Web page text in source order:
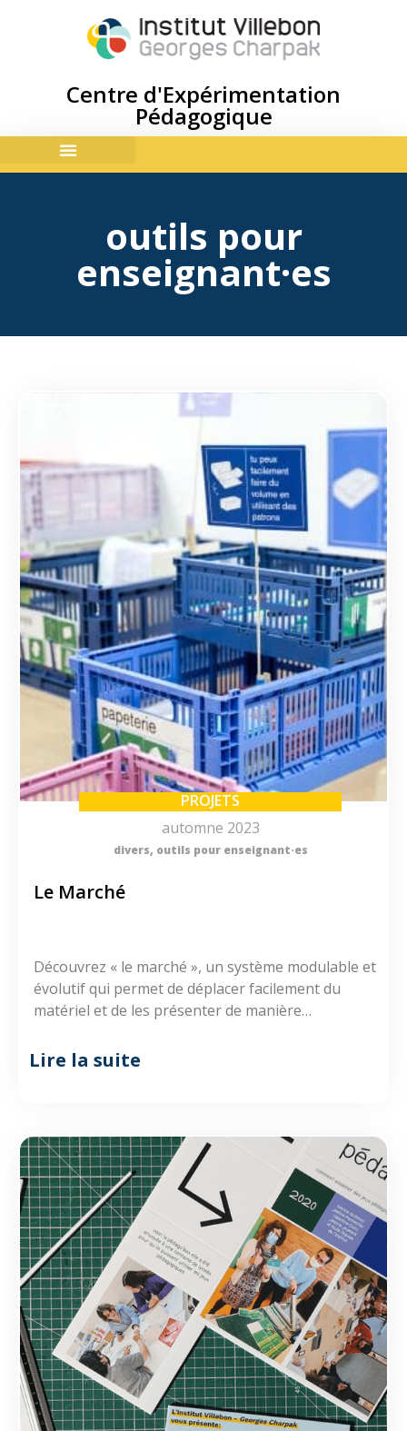
Centre d'Expérimentation
Pédagogique
outils pour
enseignant·es
PROJETS
automne 2023
divers, outils pour enseignant·es
Le Marché
Découvrez « le marché », un système modulable et
évolutif qui permet de déplacer facilement du
matériel et de les présenter de manière
Lire la suite